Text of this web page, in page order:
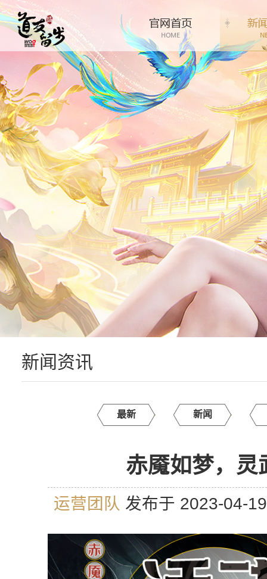
新闻资讯
最新 新闻
赤魇如梦，灵
运营团队 发布于 2023-04-